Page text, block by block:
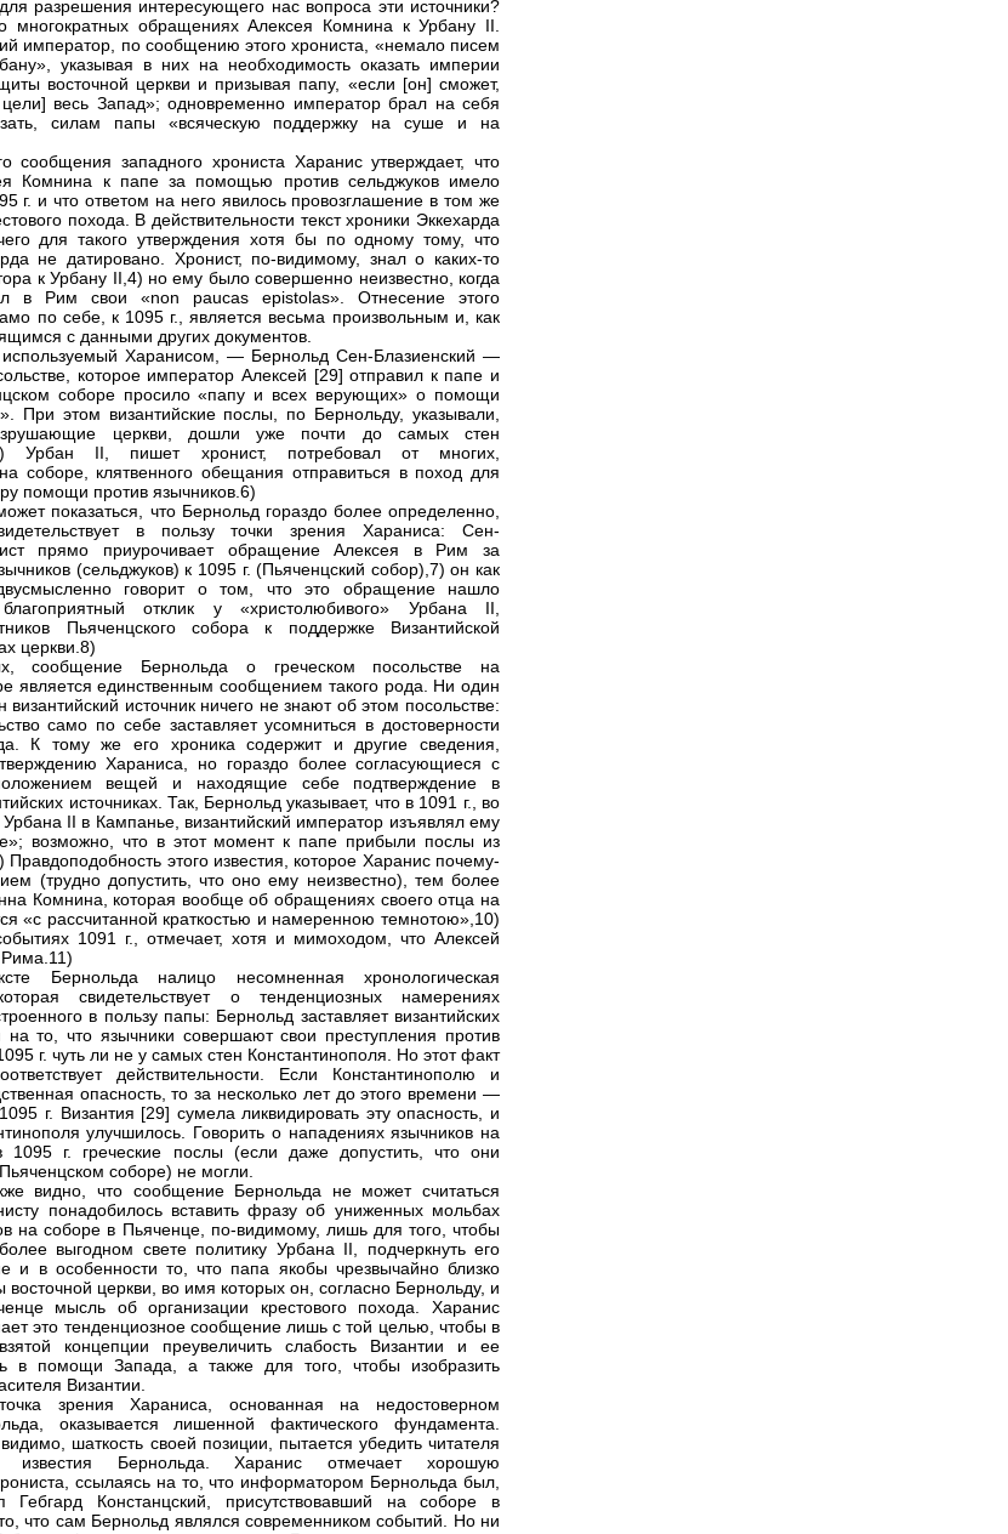
разрешения интересующего нас вопроса эти источники?
многократных обращениях Алексея Комнина к Урбану II.
император, по сообщению этого хрониста, «немало писем
указывая в них на необходимость оказать империи
восточной церкви и призывая папу, «если [он] сможет,
весь Запад»; одновременно император брал на себя
силам папы «всяческую поддержку на суше и на
сообщения западного хрониста Харанис утверждает, что
Комнина к папе за помощью против сельджуков имело
г. и что ответом на него явилось провозглашение в том же
похода. В действительности текст хроники Эккехарда
для такого утверждения хотя бы по одному тому, что
не датировано. Хронист, по-видимому, знал о каких-то
к Урбану II,4) но ему было совершенно неизвестно, когда
в Рим свои «non paucas epistolas». Отнесение этого
по себе, к 1095 г., является весьма произвольным и, как
с данными других документов.
используемый Харанисом, — Бернольд Сен-Блазиенский —
которое император Алексей [29] отправил к папе и
соборе просило «папу и всех верующих» о помощи
При этом византийские послы, по Бернольду, указывали,
церкви, дошли уже почти до самых стен
Урбан II, пишет хронист, потребовал от многих,
соборе, клятвенного обещания отправиться в поход для
помощи против язычников.6)
показаться, что Бернольд гораздо более определенно,
в пользу точки зрения Хараниса: Сен-
прямо приурочивает обращение Алексея в Рим за
(сельджуков) к 1095 г. (Пьяченцский собор),7) он как
говорит о том, что это обращение нашло
отклик у «христолюбивого» Урбана II,
Пьяченцского собора к поддержке Византийской
церкви.8)
сообщение Бернольда о греческом посольстве на
является единственным сообщением такого рода. Ни один
источник ничего не знают об этом посольстве:
само по себе заставляет усомниться в достоверности
К тому же его хроника содержит и другие сведения,
Хараниса, но гораздо более согласующиеся с
вещей и находящие себе подтверждение в
источниках. Так, Бернольд указывает, что в 1091 г., во
II в Кампанье, византийский император изъявлял ему
возможно, что в этот момент к папе прибыли послы из
Правдоподобность этого известия, которое Харанис почему-
(трудно допустить, что оно ему неизвестно), тем более
Комнина, которая вообще об обращениях своего отца на
«с рассчитанной краткостью и намеренною темнотою»,10)
1091 г., отмечает, хотя и мимоходом, что Алексей
Бернольда налицо несомненная хронологическая
свидетельствует о тенденциозных намерениях
в пользу папы: Бернольд заставляет византийских
на то, что язычники совершают свои преступления против
г. чуть ли не у самых стен Константинополя. Но этот факт
действительности. Если Константинополю и
опасность, то за несколько лет до этого времени —
г. Византия [29] сумела ликвидировать эту опасность, и
улучшилось. Говорить о нападениях язычников на
1095 г. греческие послы (если даже допустить, что они
соборе) не могли.
видно, что сообщение Бернольда не может считаться
понадобилось вставить фразу об униженных мольбах
на соборе в Пьяченце, по-видимому, лишь для того, чтобы
выгодном свете политику Урбана II, подчеркнуть его
и в особенности то, что папа якобы чрезвычайно близко
церкви, во имя которых он, согласно Бернольду, и
мысль об организации крестового похода. Харанис
это тенденциозное сообщение лишь с той целью, чтобы в
концепции преувеличить слабость Византии и ее
в помощи Запада, а также для того, чтобы изобразить
Византии.
зрения Хараниса, основанная на недостоверном
оказывается лишенной фактического фундамента.
шаткость своей позиции, пытается убедить читателя
известия Бернольда. Харанис отмечает хорошую
ссылаясь на то, что информатором Бернольда был,
Гебгард Констанцский, присутствовавший на соборе в
что сам Бернольд являлся современником событий. Но ни